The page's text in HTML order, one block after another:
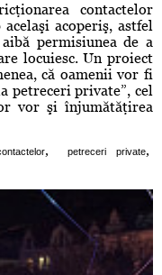
contactelor
acoperiş, astfel
permisiunea de a
locuiesc. Un proiect
că oamenii vor fi
petreceri private”, cel
vor şi înjumătăţirea
, petreceri private,